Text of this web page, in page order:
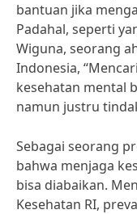
bantuan jika
Padahal, seperti
Wiguna, seorang
Indonesia,
kesehatan mental
namun justru
Sebagai seorang
bahwa menjaga
bisa diabaikan.
Kesehatan RI,